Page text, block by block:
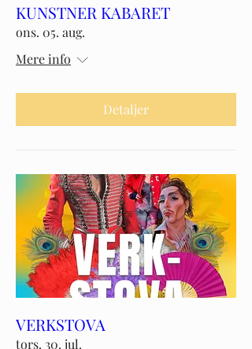
KUNSTNER KABARET
ons. 05. aug.
Mere info
Detaljer
VERKSTOVA
tors. 30. jul.